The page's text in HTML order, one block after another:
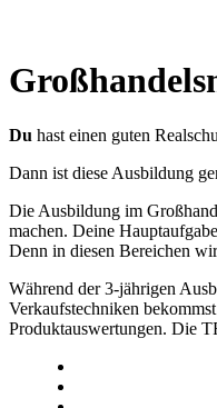
Du hast einen guten
Dann ist diese Ausbildung
Die Ausbildung im
machen. Deine
Denn in diesen Bereichen
Während der 3-jährigen
Verkaufstechniken
Produktauswertungen. Die